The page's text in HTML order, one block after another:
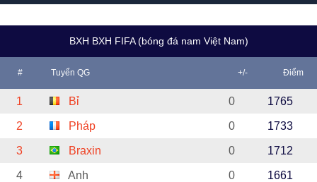
BXH BXH FIFA (bóng đá nam Việt Nam)
# Tuyển QG +/- Điểm
1 Bỉ 0 1765
2 Pháp 0 1733
3 Braxin 0 1712
4 Anh 0 1661